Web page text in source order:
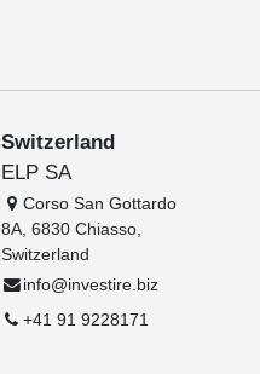
Switzerland
ELP SA
Corso San Gottardo
8A, 6830 Chiasso,
Switzerland
info@investire.biz
+41 91 9228171